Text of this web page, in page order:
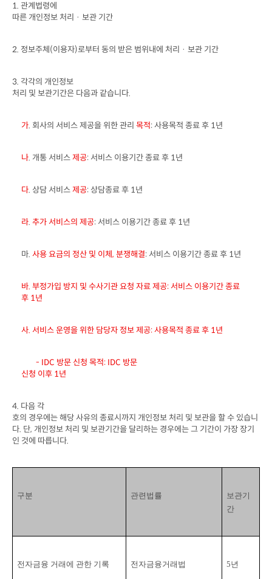
1. 관계법령에
따른 개인정보 처리 · 보관 기간
2. 정보주체 (이용자)로부터 동의 받은 범위내에 처리 · 보관 기간
3. 각각의 개인정보
처리 및 보관기간은 다음과 같습니다.
가. 회사의 서비스 제공을 위한 관리 목적: 사용목적 종료 후 1년
나. 개통 서비스 제공: 서비스 이용기간 종료 후 1년
다. 상담 서비스 제공: 상담종료 후 1년
라. 추가 서비스의 제공: 서비스 이용기간 종료 후 1년
마. 사용 요금의 정산 및 이체, 분쟁해결: 서비스 이용기간 종료 후 1년
바. 부정가입 방지 및 수사기관 요청 자료 제공: 서비스 이용기간 종료
후 1년
사. 서비스 운영을 위한 담당자 정보 제공: 사용목적 종료 후 1년
        - IDC
방문 신청 목적: IDC 방문
신청 이후 1년
4. 다음 각
호의 경우에는 해당 사유의 종료시까지 개인정보 처리 및 보관을 할 수 있습니
다. 단, 개인정보 처리 및 보관기간을 달리하는 경우에는 그 기간이 가장 장기
인 것에 따릅니다.
구분 관련법률
보관기
간
전자금융 거래에 관한 기록 전자금융거래법 5년